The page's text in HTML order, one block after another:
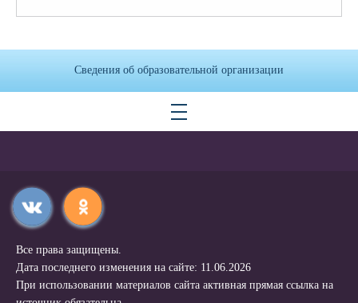
Сведения об образовательной организации
Все права защищены.
Дата последнего изменения на сайте: 11.06.2026
При использовании материалов сайта активная прямая ссылка на